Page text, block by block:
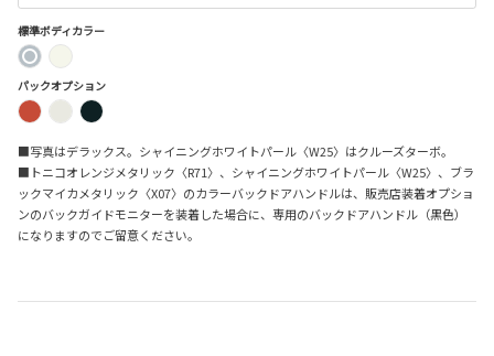
標準ボディカラー
パックオプション
■写真はデラックス。シャイニングホワイトパール〈W25〉はクルーズターボ。
■トニコオレンジメタリック〈R71〉、シャイニングホワイトパール〈W25〉、ブラ
ックマイカメタリック〈X07〉のカラーバックドアハンドルは、販売店装着オプショ
ンのバックガイドモニターを装着した場合に、専用のバックドアハンドル（黒色）
になりますのでご留意ください。